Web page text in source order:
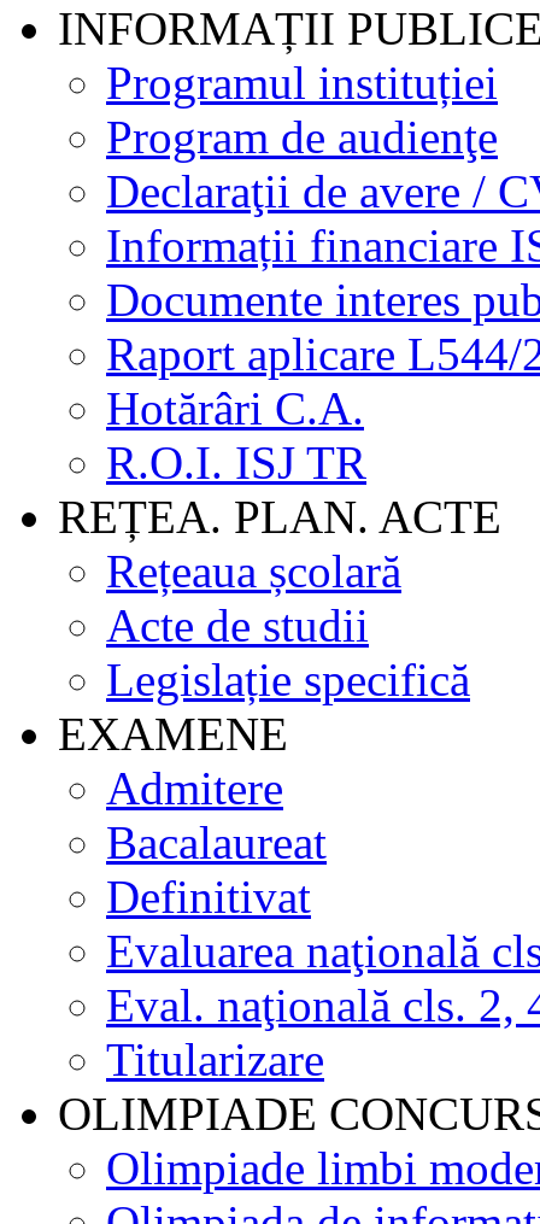
INFORMAȚII
Programul instituției
Program de audienţe
Declaraţii de avere /
Informații financiare
Documente interes
Raport aplicare L544/
Hotărâri C.A.
R.O.I. ISJ TR
REȚEA. PLAN. ACTE
Rețeaua școlară
Acte de studii
Legislație specifică
EXAMENE
Admitere
Bacalaureat
Definitivat
Evaluarea naţională
Eval. naţională cls. 2,
Titularizare
OLIMPIADE
Olimpiade limbi